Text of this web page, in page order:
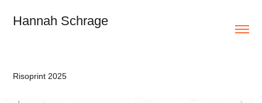
Hannah Schrage
Risoprint 2025